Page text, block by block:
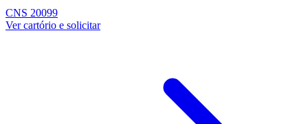
CNS 20099
Ver cartório e solicitar